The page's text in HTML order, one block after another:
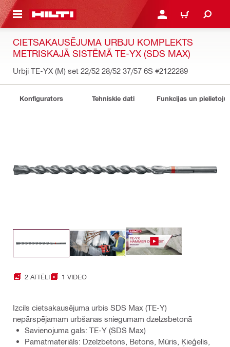
SATURU PIESLĒGTIES VAI
IEPIRKŠANĀS
CIETSAKAUSĒJUMA URBJU KOMPLEKTS
METRISKAJĀ SISTĒMĀ TE-YX (SDS MAX)
Urbji TE-YX (M) set 22/52 28/52 37/57 6S #2122289
Konfigurators Tehniskie dati Funkcijas un
2 ATTĒLI 1 VIDEO
Izcils cietsakausējuma urbis SDS Max (TE-Y)
nepārspējamam urbšanas sniegumam dzelzsbetonā
Savienojuma gals: TE-Y (SDS Max)
Pamatmateriāls: Dzelzbetons, Betons, Mūris, Ķieģelis,